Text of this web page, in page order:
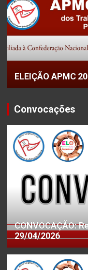
ELEIÇÃO APMC
Convocações
CONVOCAÇÃO:
29/04/2026